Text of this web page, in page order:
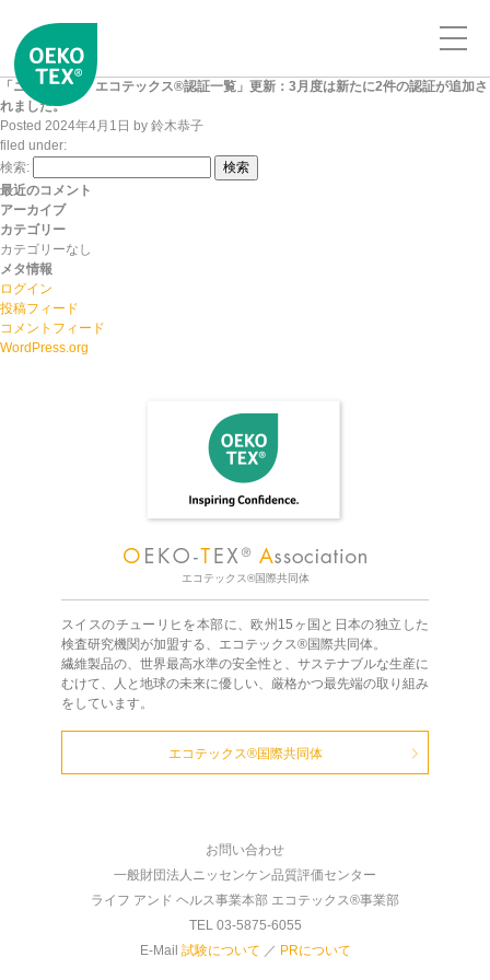
「ニッセンケン エコテックス®認証一覧」更新：3月度は新たに2件の認証が追加さ
れました。
Posted 2024年4月1日 by 鈴木恭子
filed under:
検索:
検索
最近のコメント
アーカイブ
カテゴリー
カテゴリーなし
メタ情報
ログイン
投稿フィード
コメントフィード
WordPress.org
エコテックス®国際共同体
スイスのチューリヒを本部に、欧州15ヶ国と日本の独立した
検査研究機関が加盟する、エコテックス®国際共同体。
繊維製品の、世界最高水準の安全性と、サステナブルな生産に
むけて、人と地球の未来に優しい、厳格かつ最先端の取り組み
をしています。
エコテックス®国際共同体
お問い合わせ
一般財団法人ニッセンケン品質評価センター
ライフ アンド ヘルス事業本部 エコテックス®事業部
TEL 03-5875-6055
E-Mail 試験について ／ PRについて